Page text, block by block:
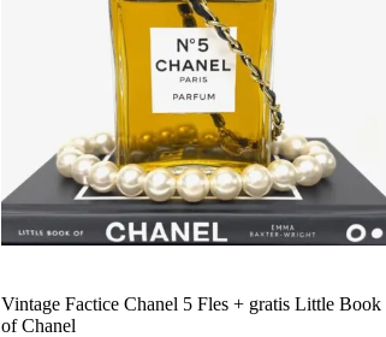
Vintage Factice Chanel 5 Fles + gratis Little Book
of Chanel